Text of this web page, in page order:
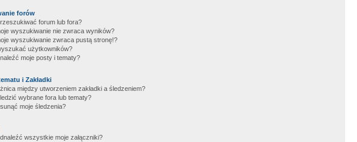
forów
forum lub fora?
wyszukiwanie nie zwraca wyników?
wyszukiwanie zwraca pustą stronę!?
użytkowników?
moje posty i tematy?
i Zakładki
między utworzeniem zakładki a śledzeniem?
wybrane fora lub tematy?
moje śledzenia?
wszystkie moje załączniki?